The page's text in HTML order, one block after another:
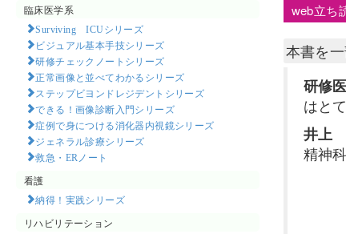
臨床医学系
Surviving ICUシリーズ
ビジュアル基本手技シリーズ
研修チェックノートシリーズ
正常画像と並べてわかるシリーズ
ステップビヨンドレジデントシリーズ
できる！画像診断入門シリーズ
症例で身につける消化器内視鏡シリーズ
ジェネラル診療シリーズ
救急・ERノート
看護
納得！実践シリーズ
リハビリテーション
web立ち
本書を
研修医
はと
井上
精神